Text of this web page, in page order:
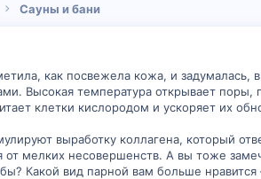
Сауны и бани
как посвежела кожа, и
Высокая температура открывает поры,
клетки кислородом и ускоряет их
выработку коллагена, который
от мелких несовершенств. А вы тоже
Какой вид парной вам больше